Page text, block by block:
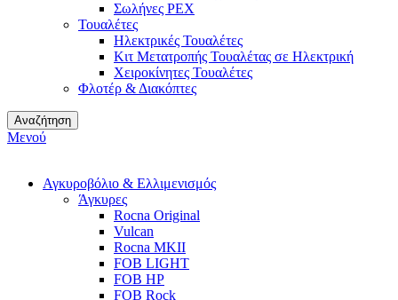
Σωλήνες PEX
Τουαλέτες
Ηλεκτρικές Τουαλέτες
Κιτ Μετατροπής Τουαλέτας σε Ηλεκτρική
Χειροκίνητες Τουαλέτες
Φλοτέρ & Διακόπτες
Αναζήτηση
Μενού
Αγκυροβόλιο & Ελλιμενισμός
Άγκυρες
Rocna Original
Vulcan
Rocna MKII
FOB LIGHT
FOB HP
FOB Rock